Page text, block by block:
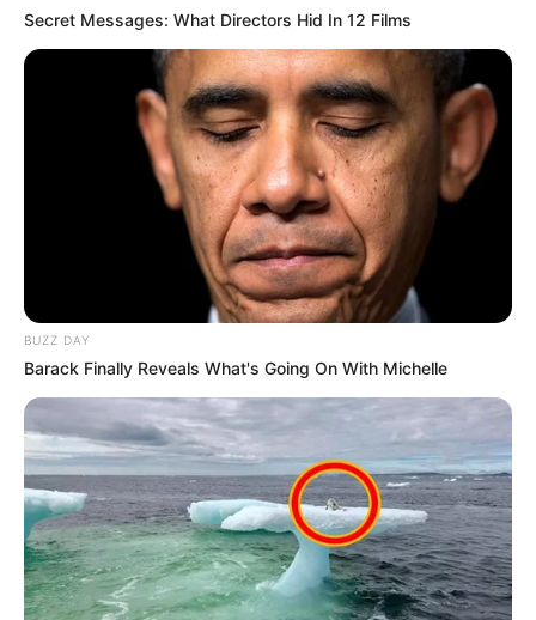
MÚSICA COLOMBIANA
La cantante cartagenera
Kenii Flórez lanza
“Parchecitos”, su nuevo
sencillo junto a
Nohaaddana
CARGAR MÁS
TEMAS DESTACADOS
EMERGENCIAS POR LLUVIAS
FUERTES LLUVIAS
VIA AL LLANO
LIGA BETPLAY
METRO DE MEDELLÍN
CORTES DE LUZ
CORTES DE AGUA
FENÓMENO DEL NIÑO
Secret Messages: What Directors Hid In 12 Films
BUZZ DAY
Barack Finally Reveals What's Going On With Michelle